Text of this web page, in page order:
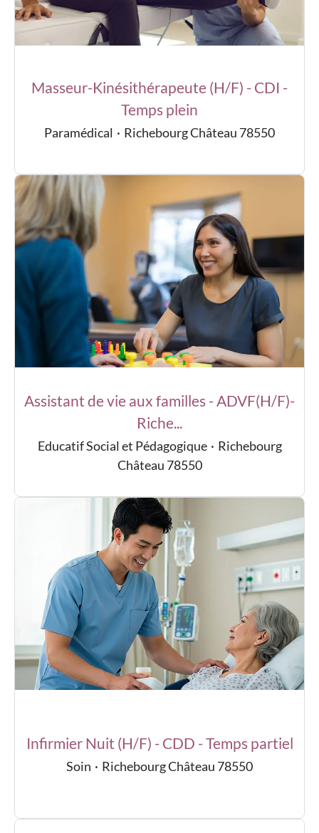
Masseur-Kinésithérapeute (H/F) - CDI -
Temps plein
Paramédical · Richebourg Château 78550
Assistant de vie aux familles - ADVF(H/F)-
Riche...
Educatif Social et Pédagogique · Richebourg
Château 78550
Infirmier Nuit (H/F) - CDD - Temps partiel
Soin · Richebourg Château 78550